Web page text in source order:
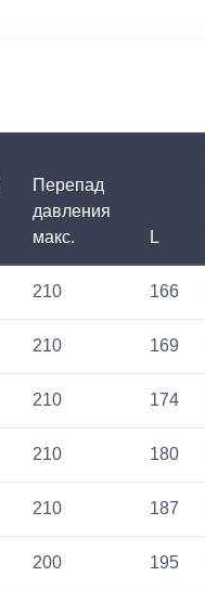
Перепад
давления
макс.
L
210 166
210 169
210 174
210 180
210 187
200 195